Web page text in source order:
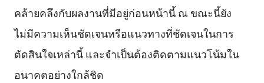
คล้ายคลึงกับผลงานที่มีอยู่ก่อนหน้านี้ ณ ขณะนี้ยัง
ไม่มีความเห็นชัดเจนหรือแนวทางที่ชัดเจนในการ
ตัดสินใจเหล่านี้ และจำเป็นต้องติดตามแนวโน้มใน
อนาคตอย่างใกล้ชิด